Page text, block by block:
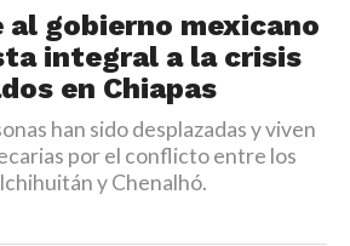
al gobierno mexicano
integral a la crisis
en Chiapas
han sido desplazadas y viven
por el conflicto entre los
y Chenalhó.